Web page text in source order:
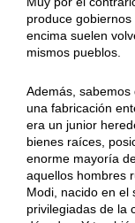
produce
encima suelen
mismos pueblos.
Además,
una fabricación
era un junior
bienes raíces,
enorme mayoría
aquellos hombres
Modi, nacido en el
privilegiadas de la